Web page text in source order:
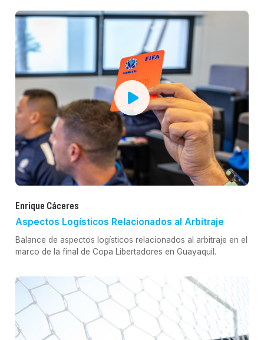
Enrique Cáceres
Aspectos Logísticos Relacionados al Arbitraje
Balance de aspectos logísticos relacionados al arbitraje en el
marco de la final de Copa Libertadores en Guayaquil.